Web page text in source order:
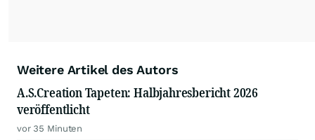
Weitere Artikel des Autors
A.S.Creation Tapeten: Halbjahresbericht 2026
veröffentlicht
vor 35 Minuten